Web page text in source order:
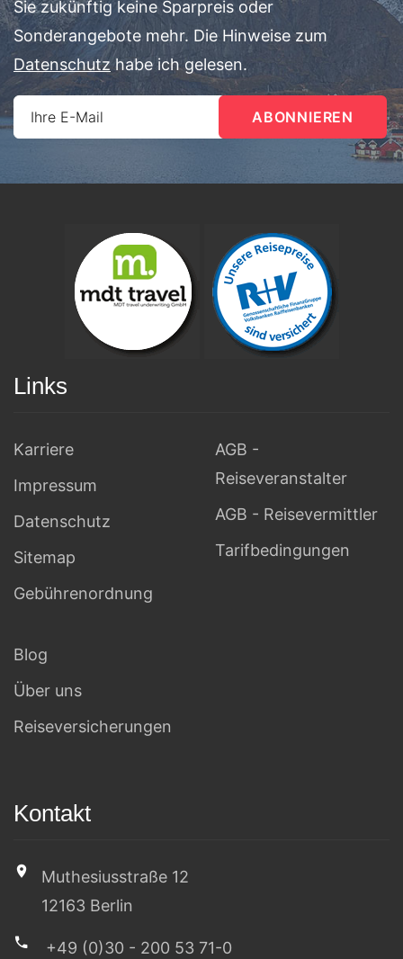
Sie zukünftig keine Sparpreis oder
Sonderangebote mehr. Die Hinweise zum
Datenschutzhabe ich gelesen.
Ihre E-Mail
Links
Karriere
Impressum
Datenschutz
Sitemap
Gebührenordnung
AGB -
Reiseveranstalter
AGB - Reisevermittler
Tarifbedingungen
Blog
Über uns
Reiseversicherungen
Kontakt
Muthesiusstraße 12
12163 Berlin
+49 (0)30 - 200 53 71-0